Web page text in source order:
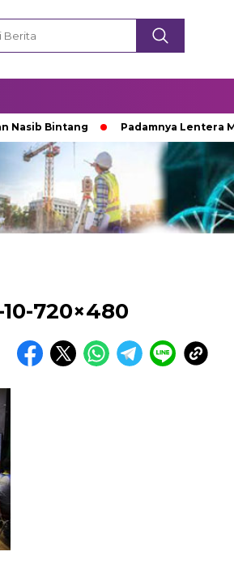
Bintang Padamnya Lentera Malam
720×480